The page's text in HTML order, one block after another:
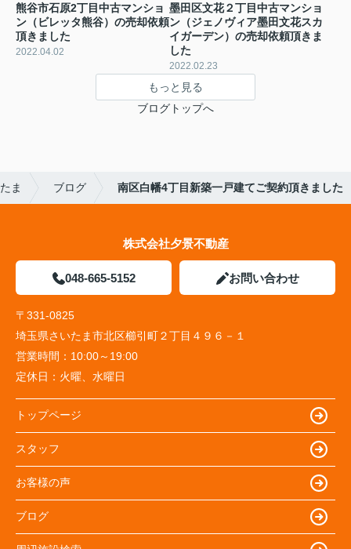
熊谷市石原2丁目中古マンショ
ン（ビレッタ熊谷）の売却依頼
頂きました
2022.04.02
墨田区文花２丁目中古マンショ
ン（ジェノヴィア墨田文花スカ
イガーデン）の売却依頼頂きま
した
2022.02.23
もっと見る
ブログトップへ
ま ブログ 南区白幡4丁目新築一戸建てご契約頂きました
株式会社夕景不動産
048-665-5152 お問い合わせ
〒331-0825
埼玉県さいたま市北区櫛引町２丁目４９６－１
営業時間： 10:00～19:00
定休日： 火曜、水曜日
トップページ
スタッフ
お客様の声
ブログ